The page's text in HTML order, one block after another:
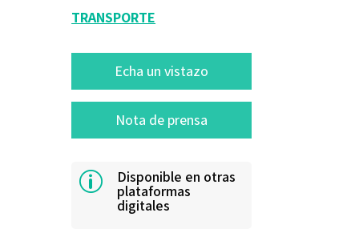
TRANSPORTE
Echa un vistazo
Nota de prensa
p Disponible en otras
plataformas
digitales